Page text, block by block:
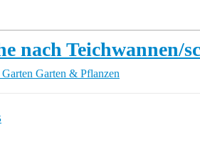
nach Teichwannen/
Garten & Pflanzen